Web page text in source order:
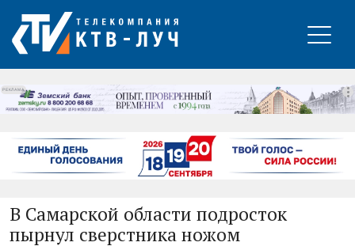
РЕКЛАМА
В Самарской области подросток
пырнул сверстника ножом